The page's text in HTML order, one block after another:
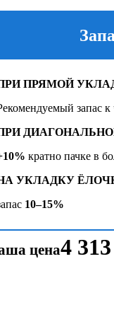
ПРЯМОЙ
запас
кратно пачке в
УКЛАДКУ
10–15%
цена4